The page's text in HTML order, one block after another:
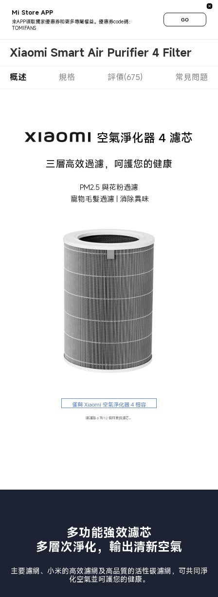
Mi Store APP
來APP領取獨家優惠券和更多專屬權益。優惠券code碼：
TOMIFANS
GO
Xiaomi Smart Air Purifier 4 Filter
概述 規格 評價(675) 常見問題
空氣淨化器 4 濾芯
三層高效過濾，呵護您的健康
PM2.5 與花粉過濾
寵物毛髮過濾 | 消除異味
僅與 Xiaomi 空氣淨化器 4 相容
建議每 6 到 12 個月更換濾芯。
多功能強效濾芯
多層次淨化，輸出清新空氣
主要濾網、小米的高效濾網及高品質的活性碳濾網，可共同淨
化空氣並呵護您的健康。